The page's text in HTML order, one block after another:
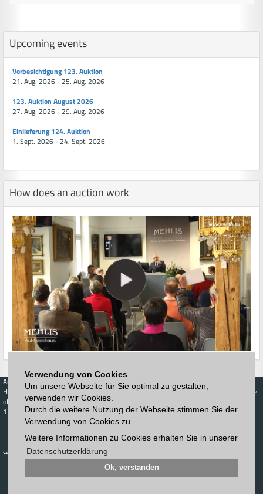
Verwendung von Cookies
Um unsere Webseite für Sie optimal zu gestalten,
verwenden wir Cookies.
Durch die weitere Nutzung der Webseite stimmen Sie der
Verwendung von Cookies zu.
Weitere Informationen zu Cookies erhalten Sie in unserer
Datenschutzerklärung
Ok, verstanden
Upcoming events
Vorbesichtigung 123. Auktion
21. Aug. 2026 - 25. Aug. 2026
123. Auktion August 2026
27. Aug. 2026 - 29. Aug. 2026
Einlieferung 124. Auktion
1. Sept. 2026 - 24. Sept. 2026
How does an auction work
Auctions
Highest acceptance
of bids
123. Auktion
Schedule
Interactive
catalog
Buy
Live-Auction
Calendar
Sell
Highest acceptance
Auction house
Sign up
Downloads
Contact
Imprint